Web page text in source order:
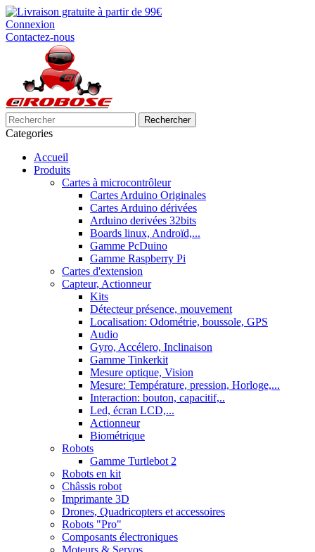
Connexion
Contactez-nous
Rechercher
Categories
Accueil
Produits
Cartes à microcontrôleur
Cartes Arduino Originales
Cartes Arduino dérivées
Arduino derivées 32bits
Boards linux, Androïd,...
Gamme PcDuino
Gamme Raspberry Pi
Cartes d'extension
Capteur, Actionneur
Kits
Détecteur présence, mouvement
Localisation: Odométrie, boussole, GPS
Audio
Gyro, Accélero, Inclinaison
Gamme Tinkerkit
Mesure optique, Vision
Mesure: Température, pression, Horloge,...
Interaction: bouton, capacitif,..
Led, écran LCD,...
Actionneur
Biométrique
Robots
Gamme Turtlebot 2
Robots en kit
Châssis robot
Imprimante 3D
Drones, Quadricopters et accessoires
Robots "Pro"
Composants électroniques
Moteurs & Servos